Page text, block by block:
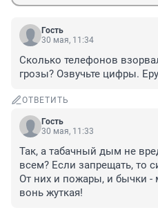
Гость
30 мая, 11:34
Сколько телефонов
грозы? Озвучьте цифры.
ОТВЕТИТЬ
Гость
30 мая, 11:33
Так, а табачный дым не
всем? Если запрещать, то
От них и пожары, и бычки -
вонь жуткая!